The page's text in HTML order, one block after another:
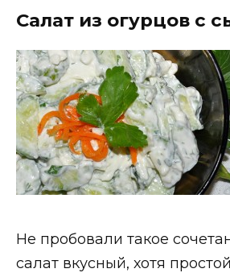
Салат из огурцов с
Не пробовали такое
салат вкусный, хотя